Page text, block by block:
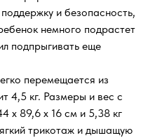
и безопасность,
немного подрастет
подпрыгивать еще
перемещается из
4,5 кг. Размеры и вес с
х 89,6 х 16 см и 5,38 кг
трикотаж и дышащую